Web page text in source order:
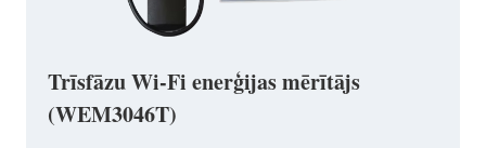
Trīsfāzu Wi-Fi enerģijas mērītājs
(WEM3046T)